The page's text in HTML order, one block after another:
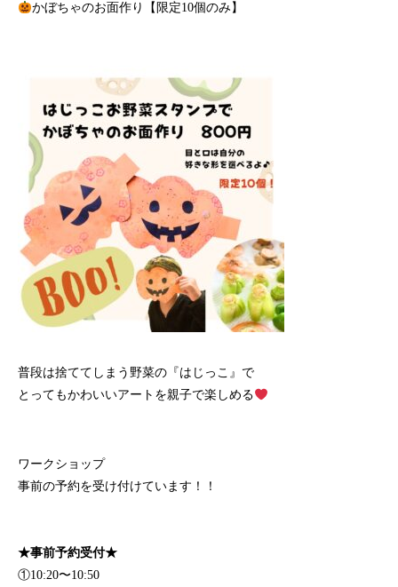
かぼちゃのお面作り【限定10個のみ】
普段は捨ててしまう野菜の『はじっこ』で
とってもかわいいアートを親子で楽しめる
ワークショップ
事前の予約を受け付けています！！
★事前予約受付★
①10:20〜10:50